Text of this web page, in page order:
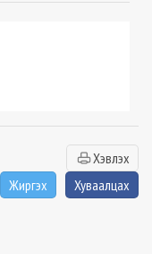
Хэвлэх
Жиргэх
Хуваалцах